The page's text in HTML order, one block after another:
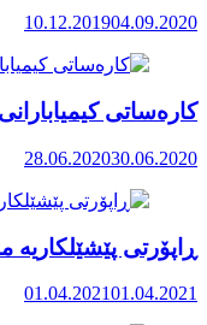
10.12.201904.09.2020
کارەساتی
28.06.202030.06.2020
ڕاپۆرتی پێشێلکاریە ماف
01.04.202101.04.2021